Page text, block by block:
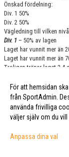
Önskad fördelning:
Div. 1 50%
Div. 2 50%
Vägledning till vilken
Div. 1 – 50% av lagen
Laget har vunnit mer än
Laget har vunnit mer än
Troligen tränar laget 2-4
Laget har vunnit mellan
Laget har vunnit 0-70%
Laget spelade i Div. 3
Troligen tränar laget 2-4
Antal spelare per lag
Utdragna lag är vanligt
2022 drogs 28 pojklag
ur serien i denna
För att hemsidan
från SportAdmin.
använda frivilliga
väljer själv om du
Anpassa dina val